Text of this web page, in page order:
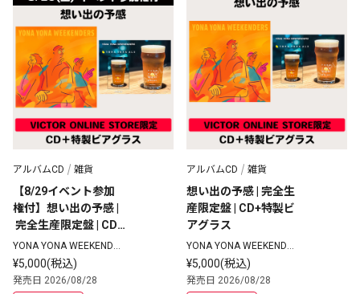
アルバムCD 雑貨
【8/29イベント参加
権付】想い出の予感 |
完全生産限定盤 | CD
+特製ビアグラス
YONA YONA WEEKENDER
S
¥5,000(税込)
発売日 2026/08/28
アルバムCD 雑貨
想い出の予感 | 完全生
産限定盤 | CD+特製ビ
アグラス
YONA YONA WEEKENDER
S
¥5,000(税込)
発売日 2026/08/28